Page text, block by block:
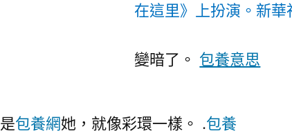
在這里》上扮演。 新華
變暗了。 包養意思
是包養網她，就像彩環一樣。 .包養